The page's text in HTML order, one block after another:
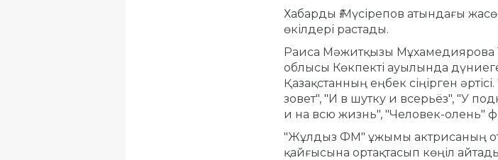
Хабарды Ғ.Мүсірепов атындағы
өкілдері растады.
Раиса Мәжитқызы Мұхамедиярова
облысы Көкпекті ауылында
Қазақстанның еңбек сіңірген әртісі.
зовет", "И в шутку и всерьëз", "У
и на всю жизнь", "Человек-олень"
"Жұлдыз ФМ" ұжымы актрисаның
қайғысына ортақтасып көңіл